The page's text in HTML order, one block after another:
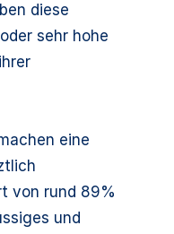
diese
sehr hohe
eine
von rund 89%
und